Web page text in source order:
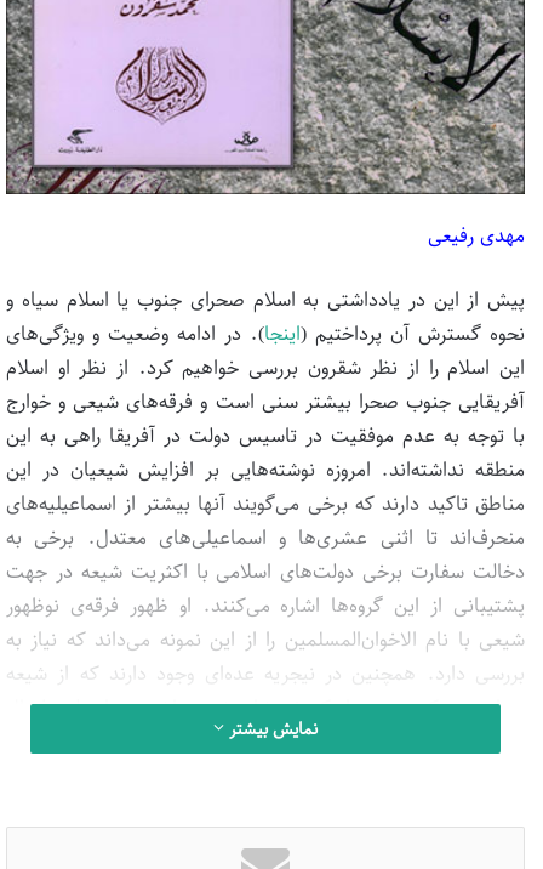
مهدی رفیعی
پیش از این در یادداشتی به اسلام صحرای جنوب یا اسلام سیاه و
نحوه گسترش آن پرداختیم (اینجا). در ادامه وضعیت و ویژگی‌های
این اسلام را از نظر شقرون بررسی خواهیم کرد. از نظر او اسلام
آفریقایی جنوب صحرا بیشتر سنی است و فرقه‌های شیعی و خوارج
با توجه به عدم موفقیت در تاسیس دولت در آفریقا راهی به این
منطقه نداشته‌اند. امروزه نوشته‌هایی بر افزایش شیعیان در این
مناطق تاکید دارند که برخی می‌گویند آنها بیشتر از اسماعیلیه‌های
منحرف‌اند تا اثنی عشری‌ها و اسماعیلی‌های معتدل. برخی به
دخالت سفارت برخی دولت‌های اسلامی‌ با اکثریت شیعه در جهت
پشتیبانی از این گروه‌ها اشاره می‌کنند. او ظهور فرقه‌ی نوظهور
شیعی با نام الاخوان‌المسلمین را از این نمونه می‌داند که نیاز به
بررسی دارد. همچنین در نیجریه عده‌ای وجود دارند که از شیعه
حمایت می‌کنند بدون اینکه خودشان شیعه باشند و با دولت فدرال
مخالف و به دنبال برپایی حکومت اسلامی‌هستند. این گروه شیعاوه
است و اگر وسایل مادی برای گسترش آنها فراهم شود شاید این امر
نمایش بیشتر